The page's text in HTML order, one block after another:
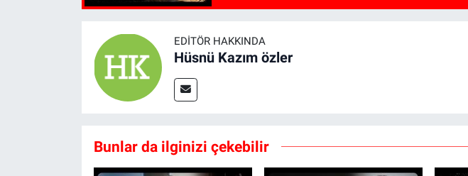
EDITÖR HAKKINDA
Hüsnü Kazım özler
Bunlar da ilginizi çekebilir